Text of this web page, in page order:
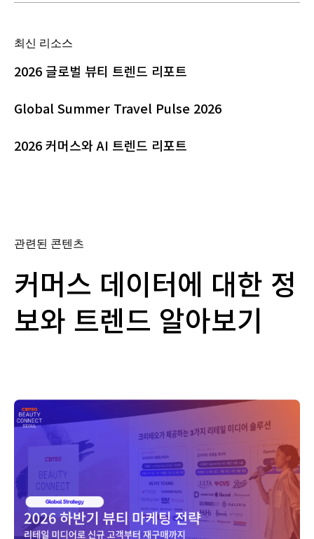
최신 리소스
2026 글로벌 뷰티 트렌드 리포트
Global Summer Travel Pulse 2026
2026 커머스와 AI 트렌드 리포트
관련된 콘텐츠
커머스 데이터에 대한 정
보와 트렌드 알아보기